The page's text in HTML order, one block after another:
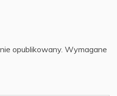
opublikowany. Wymagane